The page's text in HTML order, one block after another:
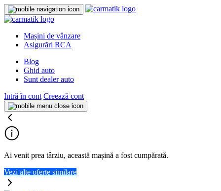
Mașini de vânzare
Asigurări RCA
Blog
Ghid auto
Sunt dealer auto
Intră în cont Creează cont
Ai venit prea târziu, această mașină a fost cumpărată.
Vezi alte oferte similare